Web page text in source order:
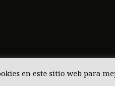
en este sitio web para